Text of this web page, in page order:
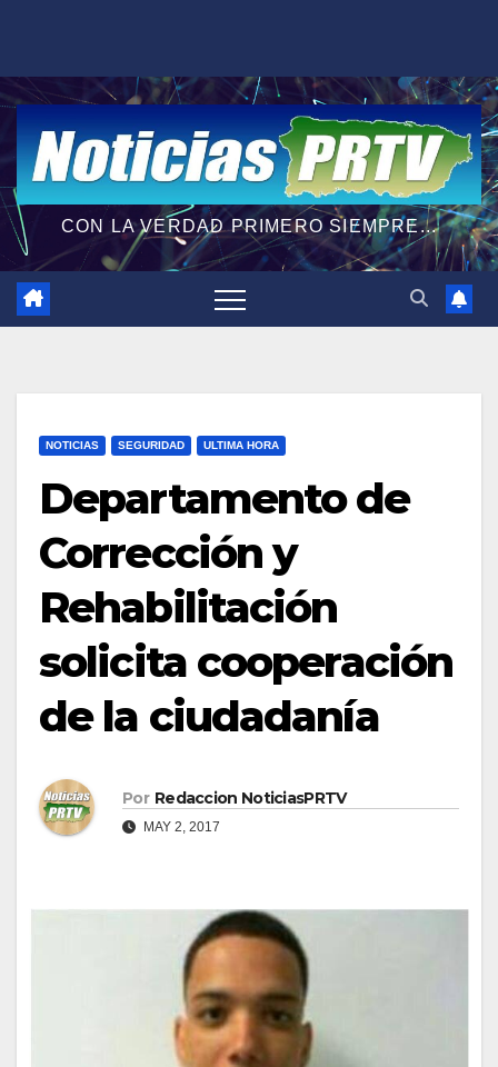
CON LA VERDAD PRIMERO SIEMPRE...
NOTICIAS SEGURIDAD ULTIMA HORA
Departamento de
Corrección y
Rehabilitación
solicita cooperación
de la ciudadanía
Por Redaccion NoticiasPRTV
MAY 2, 2017